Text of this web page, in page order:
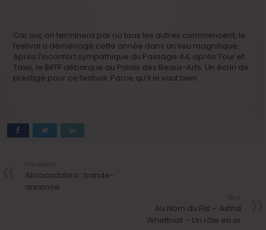
Car oui, on terminera par où tous les autres commencent, le
festival a déménagé cette année dans un lieu magnifique.
Après l’inconfort sympathique du Passage 44, après Tour et
Taxis, le BIFFF débarque au Palais des Beaux-Arts. Un écrin de
prestige pour ce festival. Parce qu’il le vaut bien
Abracadabra : bande-
annonce
Au Nom du Fils – Astrid
Whettnall – Un rôle en or